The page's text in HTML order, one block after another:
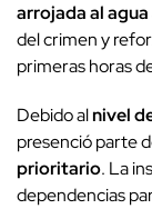
arrojada al
del crimen y
primeras horas
Debido alnivel
presenció parte
prioritario. La
dependencias